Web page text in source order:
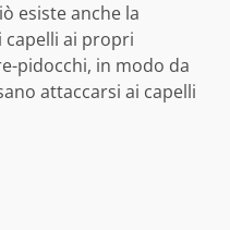
esiste anche la
capelli ai propri
pidocchi, in modo da
attaccarsi ai capelli